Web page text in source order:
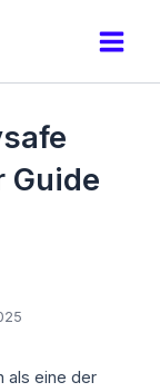
Main
Guide
als eine der